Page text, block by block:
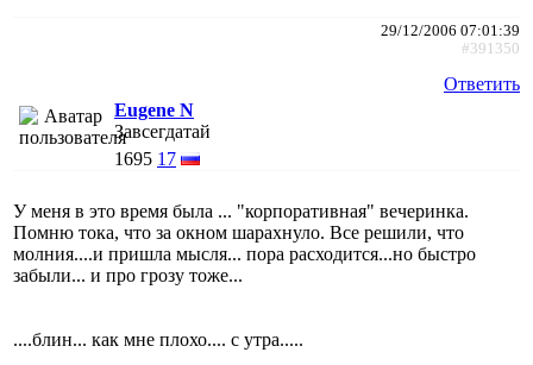
29/12/2006 07:01:39
#391350
Ответить
Eugene N
Завсегдатай
1695 17
У меня в это время была ... "корпоративная" вечеринка.
Помню тока, что за окном шарахнуло. Все решили, что
молния....и пришла мысля... пора расходится...но быстро
забыли... и про грозу тоже...
....блин... как мне плохо.... с утра.....